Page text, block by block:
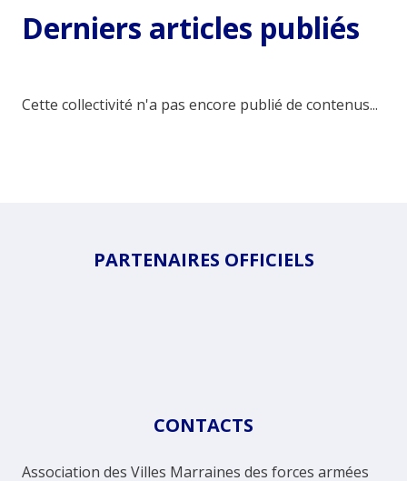
Derniers articles publiés
Cette collectivité n'a pas encore publié de contenus...
PARTENAIRES OFFICIELS
CONTACTS
Association des Villes Marraines des forces armées